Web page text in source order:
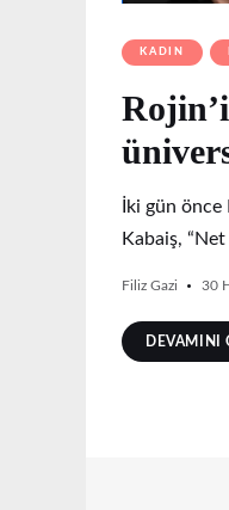
KADIN
İki gün
Kabaiş,
Filiz Gazi 30
DEVAMINI